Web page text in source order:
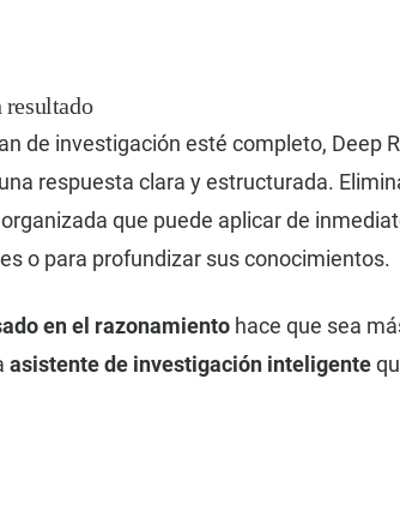
resultado
de investigación esté completo, Deep
respuesta clara y estructurada.
que puede aplicar de
o para profundizar sus conocimientos.
en el razonamiento hace que sea
asistente de investigación inteligente